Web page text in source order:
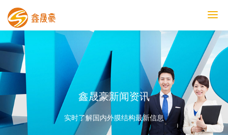
鑫晟豪首页
产品中心
工程案例
膜结构车棚
污水池反吊膜加盖
鑫晟豪资讯
关于鑫晟豪
联系鑫晟豪
鑫晟豪新闻资讯
实时了解国内外膜结构最新信息